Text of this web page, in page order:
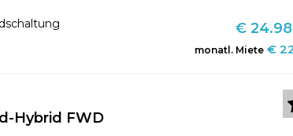
€
monatl. Miete€
Hybrid FWD